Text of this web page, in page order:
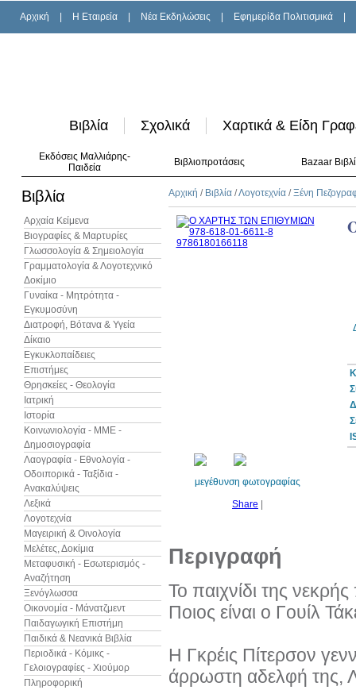
Αρχική H Εταιρεία Νέα Εκδηλώσεις Εφημερίδα Πολιτισμικά
Βιβλία Σχολικά Χαρτικά & Είδη
Εκδόσεις Μαλλιάρης-
Παιδεία
Βιβλιοπροτάσεις Bazaar
Βιβλία
Αρχαία Κείμενα
Βιογραφίες & Μαρτυρίες
Γλωσσολογία & Σημειολογία
Γραμματολογία & Λογοτεχνικό
Δοκίμιο
Γυναίκα - Μητρότητα -
Εγκυμοσύνη
Διατροφή, Βότανα & Υγεία
Δίκαιο
Εγκυκλοπαίδειες
Επιστήμες
Θρησκείες - Θεολογία
Ιατρική
Ιστορία
Κοινωνιολογία - ΜΜΕ -
Δημοσιογραφία
Λαογραφία - Εθνολογία -
Οδοιπορικά - Ταξίδια -
Ανακαλύψεις
Λεξικά
Λογοτεχνία
Μαγειρική & Οινολογία
Μελέτες, Δοκίμια
Μεταφυσική - Εσωτερισμός -
Αναζήτηση
Ξενόγλωσσα
Οικονομία - Μάνατζμεντ
Παιδαγωγική Επιστήμη
Παιδικά & Νεανικά Βιβλία
Περιοδικά - Κόμικς -
Γελοιογραφίες - Χιούμορ
Πληροφορική
Αρχική / Βιβλία /Λογοτεχνία /Ξένη
μεγέθυνση φωτογραφίας
Share
Περιγραφή
Το παιχνίδι της
Ποιος είναι ο Γουίλ
Η Γκρέις Πίτερσον
άρρωστη αδελφή της,